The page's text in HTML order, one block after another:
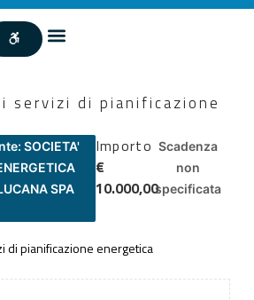
servizi di pianificazione
SOCIETA'
SPA
Importo
€
10.000,00
Scadenza
non
specificata
di pianificazione energetica